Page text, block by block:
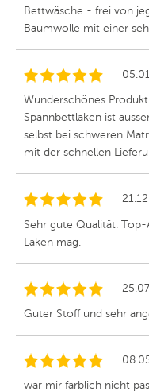
Bettwäsche - frei von
Baumwolle mit einer
Wunderschönes
Spannbettlaken ist
selbst bei schweren
mit der schnellen
Sehr gute Qualität.
Laken mag.
Guter Stoff und sehr
war mir farblich nicht